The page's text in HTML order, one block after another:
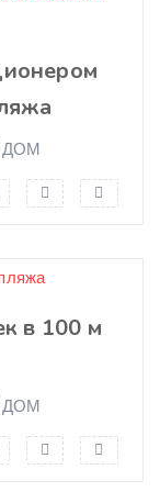
ДОМ
в 100 м
ДОМ